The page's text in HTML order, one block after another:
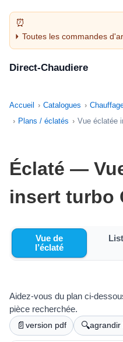
Toutes les commandes
avant 14H sont expédiées
Direct-Chaudiere
Accueil Catalogues
Plans / éclatés
Vue éclatée
Éclaté —
insert turbo
Vue de
l’éclaté
Aidez-vous du plan ci-
pièce recherchée.
📄version pdf 🔍agrandir